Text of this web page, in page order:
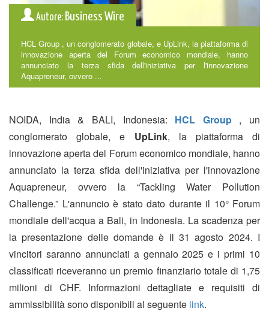
Autore: Business Wire
HCL Group , un conglomerato globale, e UpLink, la piattaforma di
innovazione aperta del Forum economico mondiale, hanno
annunciato la terza sfida dell'iniziativa per l'innovazione
Aquapreneur, ovvero ...
NOIDA, India & BALI, Indonesia: HCL Group , un
conglomerato globale, e UpLink, la piattaforma di
innovazione aperta del Forum economico mondiale, hanno
annunciato la terza sfida dell'iniziativa per l'innovazione
Aquapreneur, ovvero la “Tackling Water Pollution
Challenge.” L'annuncio è stato dato durante il 10° Forum
mondiale dell'acqua a Bali, in Indonesia. La scadenza per
la presentazione delle domande è il 31 agosto 2024. I
vincitori saranno annunciati a gennaio 2025 e i primi 10
classificati riceveranno un premio finanziario totale di 1,75
milioni di CHF. Informazioni dettagliate e requisiti di
ammissibilità sono disponibili al seguente link.